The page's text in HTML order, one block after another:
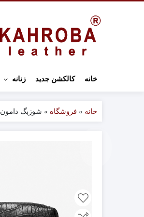
خانه کالکشن جدید زنانه
خانه » فروشگاه » شوزبگ دامون